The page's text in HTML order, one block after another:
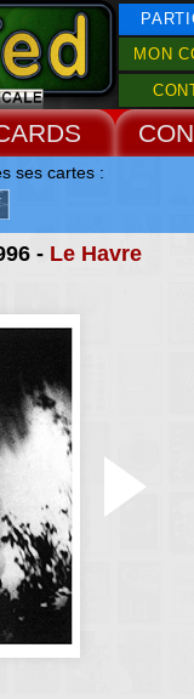
MON
- Le Havre
ses cartes :